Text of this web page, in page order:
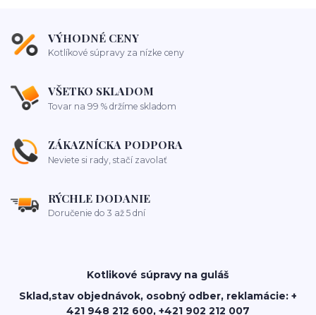
VÝHODNÉ CENY
Kotlíkové súpravy za nízke ceny
VŠETKO SKLADOM
Tovar na 99 % držíme skladom
ZÁKAZNÍCKA PODPORA
Neviete si rady, stačí zavolať
RÝCHLE DODANIE
Doručenie do 3 až 5 dní
Kotlikové súpravy na guláš
Sklad,stav objednávok, osobný odber, reklamácie: +
421 948 212 600, +421 902 212 007